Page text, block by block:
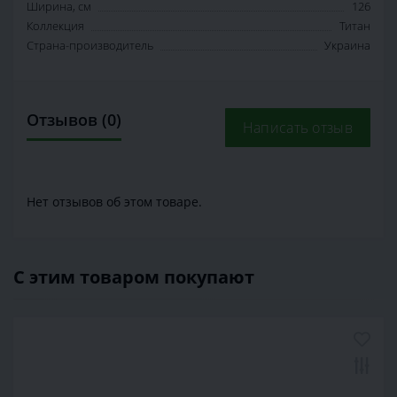
Ширина, см
126
Коллекция
Титан
Страна-производитель
Украина
Отзывов (0) Написать отзыв
Нет отзывов об этом товаре.
С этим товаром покупают